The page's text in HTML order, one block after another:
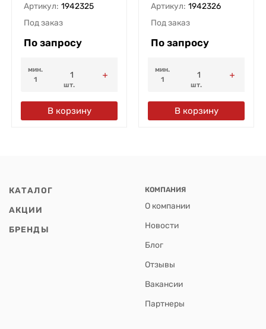
Артикул: 1942325
Под заказ
По запросу
мин.
1
шт.
В корзину
Артикул: 1942326
Под заказ
По запросу
мин.
1
шт.
В корзину
КАТАЛОГ
АКЦИИ
БРЕНДЫ
КОМПАНИЯ
О компании
Новости
Блог
Отзывы
Вакансии
Партнеры